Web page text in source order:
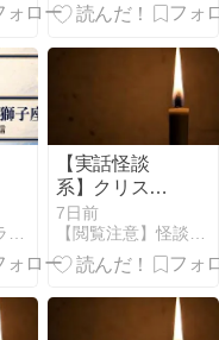
ためではな
【実話怪談
系】クリスマ
スイヴ、窓際
で夫を待ち続
けた亡き妻
7日前